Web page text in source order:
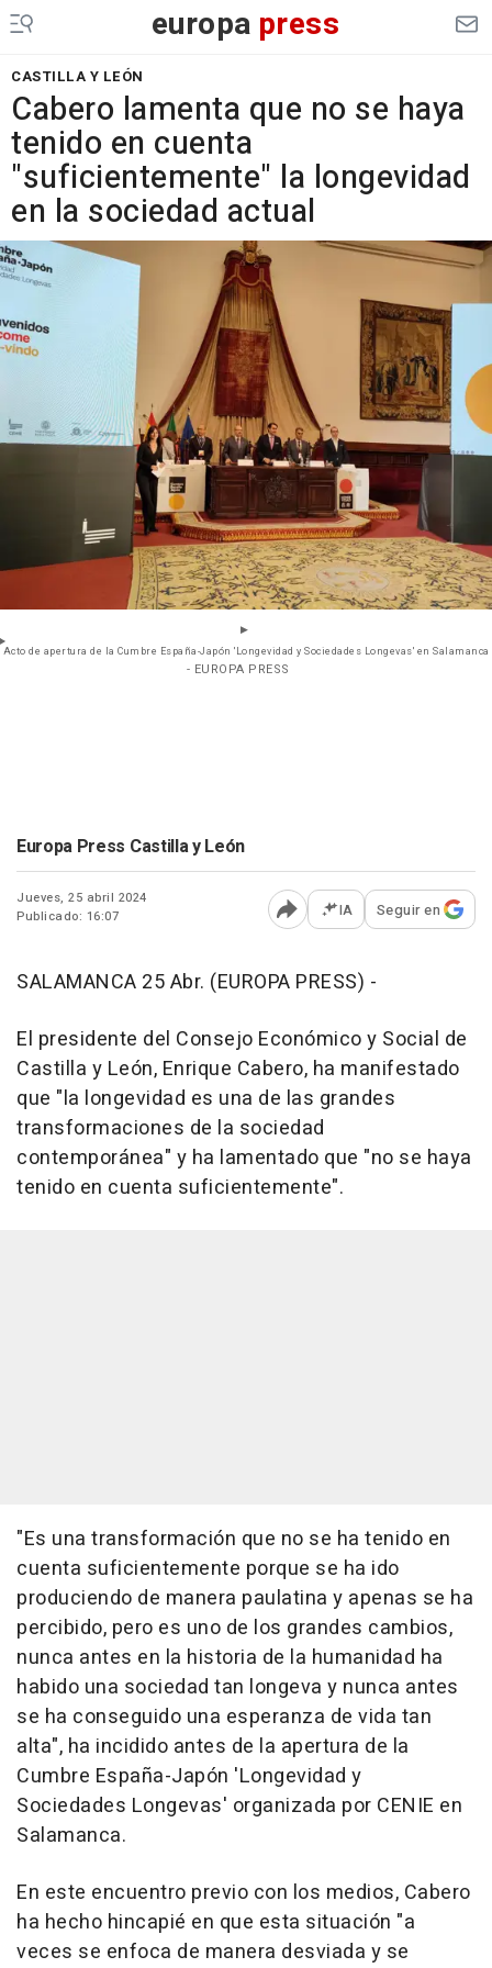
europa press
CASTILLA Y LEÓN
Cabero lamenta que no se haya
tenido en cuenta
"suficientemente" la longevidad
en la sociedad actual
Acto de apertura de la Cumbre España-Japón 'Longevidad y Sociedades Longevas' en Salamanca
- EUROPA PRESS
Europa Press Castilla y León
Jueves, 25 abril 2024
Publicado: 16:07
Abrir opciones para
IA Seguir en
SALAMANCA 25 Abr. (EUROPA PRESS) -
El presidente del Consejo Económico y Social de
Castilla y León, Enrique Cabero, ha manifestado
que "la longevidad es una de las grandes
transformaciones de la sociedad
contemporánea" y ha lamentado que "no se haya
tenido en cuenta suficientemente".
"Es una transformación que no se ha tenido en
cuenta suficientemente porque se ha ido
produciendo de manera paulatina y apenas se ha
percibido, pero es uno de los grandes cambios,
nunca antes en la historia de la humanidad ha
habido una sociedad tan longeva y nunca antes
se ha conseguido una esperanza de vida tan
alta", ha incidido antes de la apertura de la
Cumbre España-Japón 'Longevidad y
Sociedades Longevas' organizada por CENIE en
Salamanca.
En este encuentro previo con los medios, Cabero
ha hecho hincapié en que esta situación "a
veces se enfoca de manera desviada y se